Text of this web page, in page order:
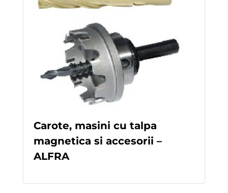
Carote, masini cu talpa
magnetica si accesorii –
ALFRA